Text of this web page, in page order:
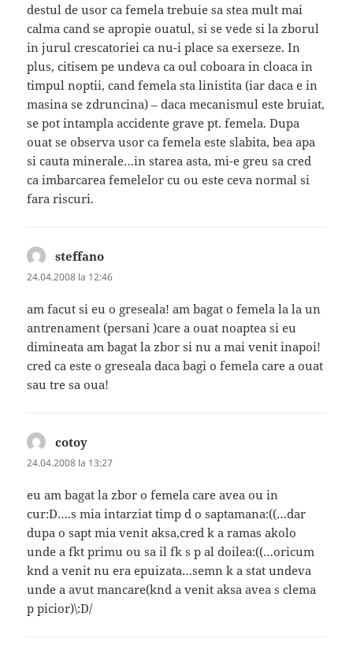
destul de usor ca femela trebuie sa stea mult mai
calma cand se apropie ouatul, si se vede si la zborul
in jurul crescatoriei ca nu-i place sa exerseze. In
plus, citisem pe undeva ca oul coboara in cloaca in
timpul noptii, cand femela sta linistita (iar daca e in
masina se zdruncina) – daca mecanismul este bruiat,
se pot intampla accidente grave pt. femela. Dupa
ouat se observa usor ca femela este slabita, bea apa
si cauta minerale…in starea asta, mi-e greu sa cred
ca imbarcarea femelelor cu ou este ceva normal si
fara riscuri.
steffano
24.04.2008 la 12:46
am facut si eu o greseala! am bagat o femela la la un
antrenament (persani )care a ouat noaptea si eu
dimineata am bagat la zbor si nu a mai venit inapoi!
cred ca este o greseala daca bagi o femela care a ouat
sau tre sa oua!
cotoy
24.04.2008 la 13:27
eu am bagat la zbor o femela care avea ou in
cur:D….s mia intarziat timp d o saptamana:((…dar
dupa o sapt mia venit aksa,cred k a ramas akolo
unde a fkt primu ou sa il fk s p al doilea:((…oricum
knd a venit nu era epuizata…semn k a stat undeva
unde a avut mancare(knd a venit aksa avea s clema
p picior)\:D/